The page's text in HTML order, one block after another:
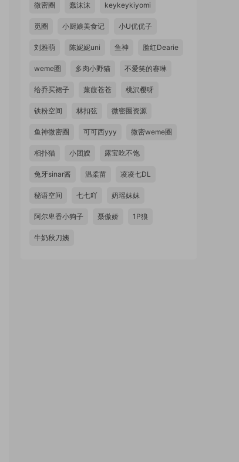
微密圈 蠢沫沫 keykeykiyomi
觅圈 小厨娘美食记 小U优优子
刘雅萌 陈妮妮uni 鱼神 脸红Dearie
weme圈 多肉小野猫 不爱笑的赛琳
给乔买裙子 蒹葭苍苍 桃沢樱呀
铁粉空间 林扣弦 微密圈资源
鱼神微密圈 可可西yyy 微密weme圈
相扑猫 小团嫂 露宝吃不饱
兔牙sinar酱 温柔苗 凌凌七DL
秘语空间 七七吖 奶瑶妹妹
阿尔卑香小狗子 聂傲娇 1P狼
牛奶秋刀姨